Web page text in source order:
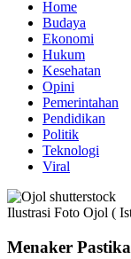
Menu
Home
Budaya
Ekonomi
Hukum
Kesehatan
Opini
Pemerintahan
Pendidikan
Politik
Teknologi
Viral
Ilustrasi Foto Ojol (
Menaker